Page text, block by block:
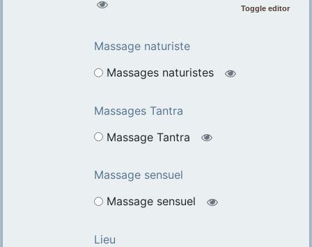
Toggle editor
Massage naturiste
Massages naturistes
Massages Tantra
Massage Tantra
Massage sensuel
Massage sensuel
Lieu